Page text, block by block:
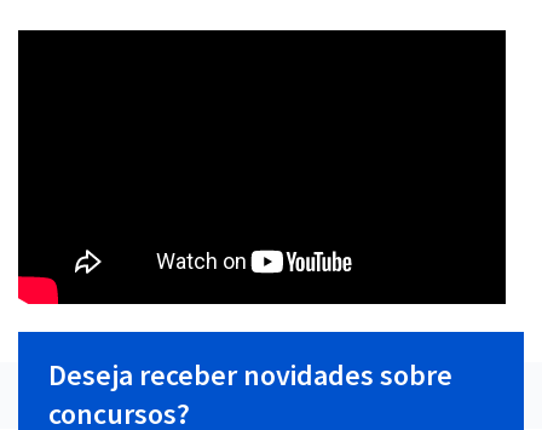
Deseja receber novidades sobre
concursos?